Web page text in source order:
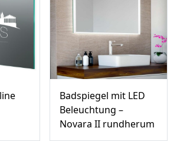
Badspiegel mit LED
Beleuchtung –
Novara II rundherum